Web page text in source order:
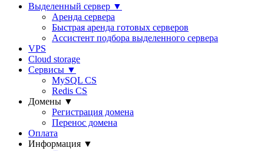
Выделенный сервер ▼
Аренда сервера
Быстрая аренда готовых серверов
Ассистент подбора выделенного сервера
VPS
Cloud storage
Сервисы ▼
MySQL CS
Redis CS
Домены ▼
Регистрация домена
Перенос домена
Оплата
Информация ▼